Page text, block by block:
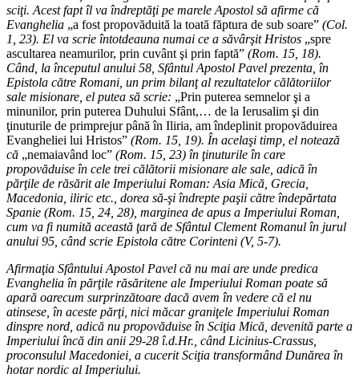
sciţi. Acest fapt îl va îndreptăţi pe marele Apostol să afirme că
Evanghelia „a fost propovăduită la toată făptura de sub soare” (Col.
1, 23). El va scrie întotdeauna numai ce a săvârşit Hristos „spre
ascultarea neamurilor, prin cuvânt şi prin faptă” (Rom. 15, 18).
Când, la începutul anului 58, Sfântul Apostol Pavel prezenta, în
Epistola către Romani, un prim bilanţ al rezultatelor călătoriilor
sale misionare, el putea să scrie: „Prin puterea semnelor şi a
minunilor, prin puterea Duhului Sfânt,… de la Ierusalim şi din
ţinuturile de primprejur până în Iliria, am îndeplinit propovăduirea
Evangheliei lui Hristos” (Rom. 15, 19). În acelaşi timp, el notează
că „nemaiavând loc” (Rom. 15, 23) în ţinuturile în care
propovăduise în cele trei călătorii misionare ale sale, adică în
părţile de răsărit ale Imperiului Roman: Asia Mică, Grecia,
Macedonia, iliric etc., dorea să-şi îndrepte paşii către îndepărtata
Spanie (Rom. 15, 24, 28), marginea de apus a Imperiului Roman,
cum va fi numită această ţară de Sfântul Clement Romanul în jurul
anului 95, când scrie Epistola către Corinteni (V, 5-7).
Afirmaţia Sfântului Apostol Pavel că nu mai are unde predica
Evanghelia în părţile răsăritene ale Imperiului Roman poate să
apară oarecum surprinzătoare dacă avem în vedere că el nu
atinsese, în aceste părţi, nici măcar graniţele Imperiului Roman
dinspre nord, adică nu propovăduise în Sciţia Mică, devenită parte a
Imperiului încă din anii 29-28 î.d.Hr., când Licinius-Crassus,
proconsulul Macedoniei, a cucerit Sciţia transformând Dunărea în
hotar nordic al Imperiului.